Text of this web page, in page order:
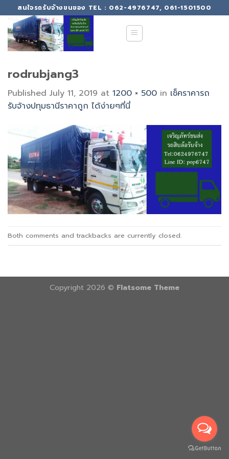
to
content
สนใจรถรับจ้างขนของ TEL : 062-4976747, 061-1501500
rodrubjang3
Published July 11, 2019 at 1200 × 500 in เช็คราคารถ
รับจ้างปทุมธานีราคาถูก ได้ง่ายๆที่นี่
Both comments and trackbacks are currently closed.
Copyright 2026 © Flatsome Theme